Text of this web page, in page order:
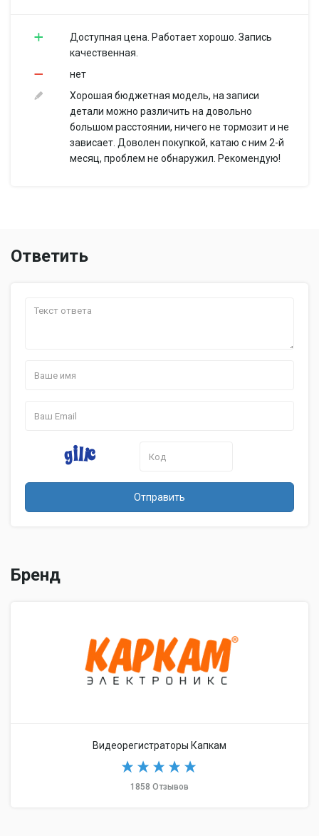
Доступная цена. Работает хорошо. Запись
качественная.
нет
Хорошая бюджетная модель, на записи
детали можно различить на довольно
большом расстоянии, ничего не тормозит и не
зависает. Доволен покупкой, катаю с ним 2-й
месяц, проблем не обнаружил. Рекомендую!
Ответить
Отправить
Бренд
Видеорегистраторы Капкам
1858 Отзывов